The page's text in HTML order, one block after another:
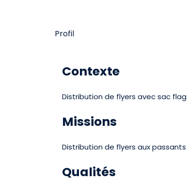
Profil
Contexte
Distribution de flyers avec sac flag
Missions
Distribution de flyers aux passants
Qualités